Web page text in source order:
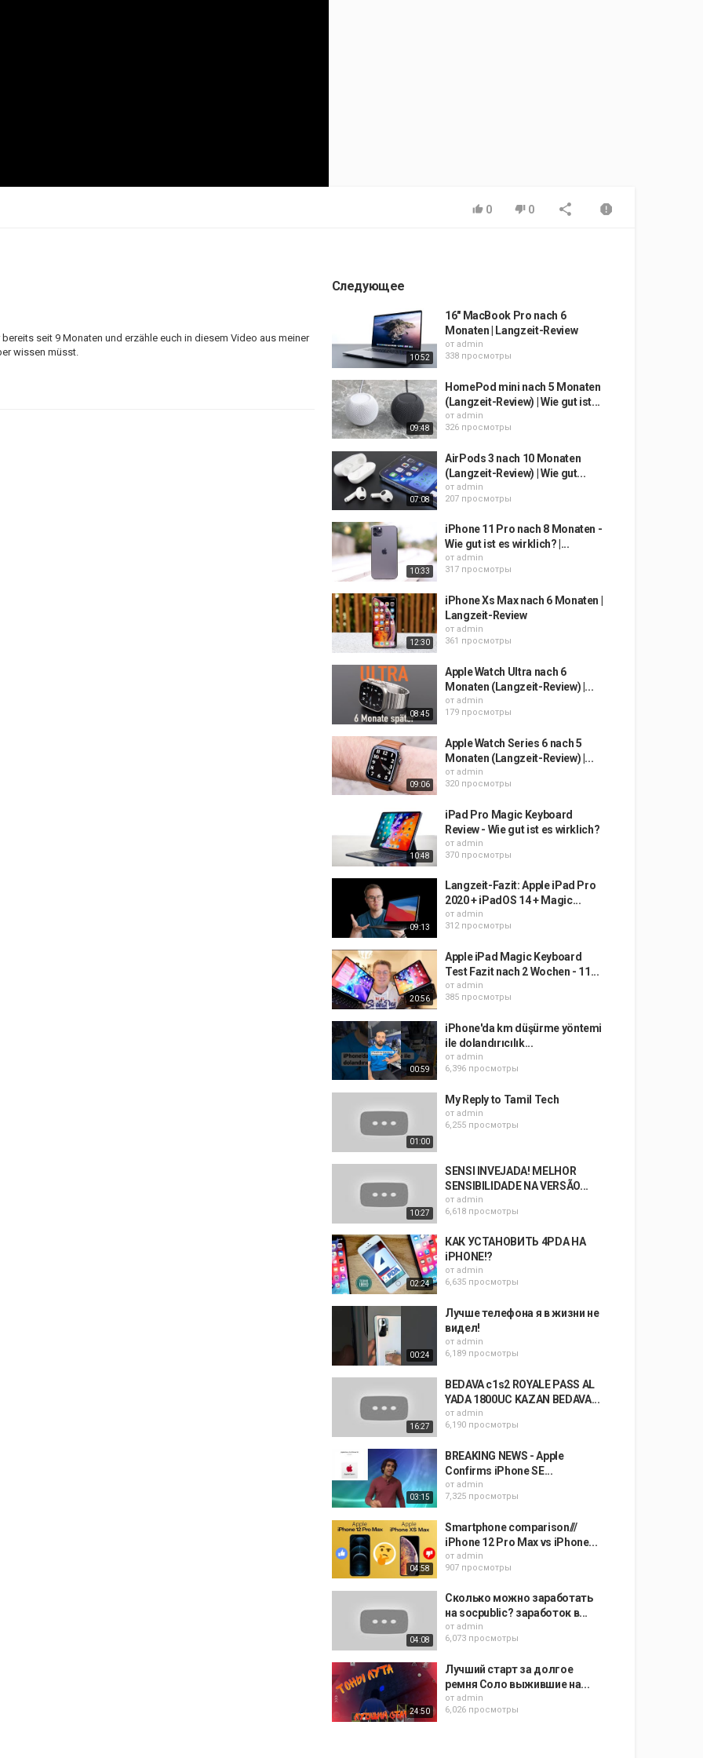
0 0
seit 9 Monaten und erzähle euch in diesem Video aus meiner
wissen müsst.
Следующее
10:52
16" MacBook Pro nach 6
Monaten | Langzeit-Review
от admin
338 просмотры
09:48
HomePod mini nach 5 Monaten
(Langzeit-Review) | Wie gut ist...
от admin
326 просмотры
07:08
AirPods 3 nach 10 Monaten
(Langzeit-Review) | Wie gut...
от admin
207 просмотры
10:33
iPhone 11 Pro nach 8 Monaten -
Wie gut ist es wirklich? |...
от admin
317 просмотры
12:30
iPhone Xs Max nach 6 Monaten |
Langzeit-Review
от admin
361 просмотры
08:45
Apple Watch Ultra nach 6
Monaten (Langzeit-Review) |...
от admin
179 просмотры
09:06
Apple Watch Series 6 nach 5
Monaten (Langzeit-Review) |...
от admin
320 просмотры
10:48
iPad Pro Magic Keyboard
Review - Wie gut ist es wirklich?
от admin
370 просмотры
09:13
Langzeit-Fazit: Apple iPad Pro
2020 + iPadOS 14 + Magic...
от admin
312 просмотры
20:56
Apple iPad Magic Keyboard
Test Fazit nach 2 Wochen - 11...
от admin
385 просмотры
00:59
iPhone'da km düşürme yöntemi
ile dolandırıcılık...
от admin
6,396 просмотры
01:00
My Reply to Tamil Tech
от admin
6,255 просмотры
10:27
SENSI INVEJADA! MELHOR
SENSIBILIDADE NA VERSÃO...
от admin
6,618 просмотры
02:24
КАК УСТАНОВИТЬ 4PDA НА
iPHONE!?
от admin
6,635 просмотры
00:24
Лучше телефона я в жизни не
видел!
от admin
6,189 просмотры
16:27
BEDAVA c1s2 ROYALE PASS AL
YADA 1800UC KAZAN BEDAVA...
от admin
6,190 просмотры
03:15
BREAKING NEWS - Apple
Confirms iPhone SE...
от admin
7,325 просмотры
04:58
Smartphone comparison///
iPhone 12 Pro Max vs iPhone...
от admin
907 просмотры
04:08
Сколько можно заработать
на socpublic? заработок в...
от admin
6,073 просмотры
24:50
Лучший старт за долгое
ремня Соло выжившие на...
от admin
6,026 просмотры